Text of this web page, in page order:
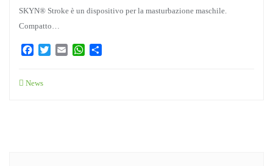
SKYN® Stroke è un dispositivo per la masturbazione maschile.
Compatto…
FacebookTwitterEmail WhatsApp
News